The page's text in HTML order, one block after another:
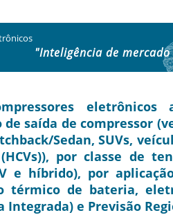
"Inteligência de
eletrônicos
saída de compressor
Sedan, SUVs,
por classe de
e híbrido), por
térmico de bateria,
e Previsão